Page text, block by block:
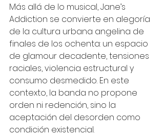
Más allá de lo musical, Jane’s
Addiction se convierte en alegoría
de la cultura urbana angelina de
finales de los ochenta: un espacio
de glamour decadente, tensiones
raciales, violencia estructural y
consumo desmedido. En este
contexto, la banda no propone
orden ni redención, sino la
aceptación del desorden como
condición existencial.